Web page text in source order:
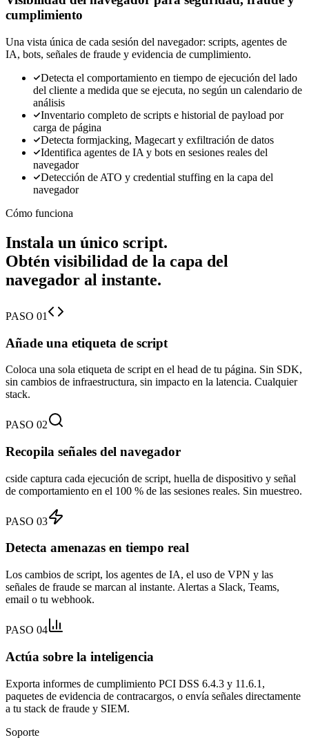
cumplimiento
Una vista única de cada sesión del navegador: scripts, agentes de
IA, bots, señales de fraude y evidencia de cumplimiento.
Detecta el comportamiento en tiempo de ejecución del lado
del cliente a medida que se ejecuta, no según un calendario de
análisis
Inventario completo de scripts e historial de payload por
carga de página
Detecta formjacking, Magecart y exfiltración de datos
Identifica agentes de IA y bots en sesiones reales del
navegador
Detección de ATO y credential stuffing en la capa del
navegador
Cómo funciona
Instala un único script.
Obtén visibilidad de la capa del
navegador al instante.
PASO 01
Añade una etiqueta de script
Coloca una sola etiqueta de script en el head de tu página. Sin SDK,
sin cambios de infraestructura, sin impacto en la latencia. Cualquier
stack.
PASO 02
Recopila señales del navegador
cside captura cada ejecución de script, huella de dispositivo y señal
de comportamiento en el 100 % de las sesiones reales. Sin muestreo.
PASO 03
Detecta amenazas en tiempo real
Los cambios de script, los agentes de IA, el uso de VPN y las
señales de fraude se marcan al instante. Alertas a Slack, Teams,
email o tu webhook.
PASO 04
Actúa sobre la inteligencia
Exporta informes de cumplimiento PCI DSS 6.4.3 y 11.6.1,
paquetes de evidencia de contracargos, o envía señales directamente
a tu stack de fraude y SIEM.
Soporte